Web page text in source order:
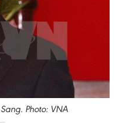
Photo: VNA